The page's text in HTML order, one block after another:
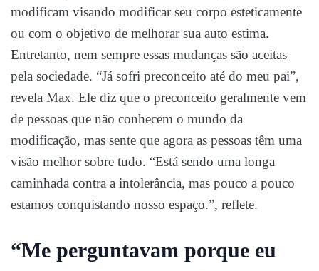
modificam visando modificar seu corpo esteticamente
ou com o objetivo de melhorar sua auto estima.
Entretanto, nem sempre essas mudanças são aceitas
pela sociedade. “Já sofri preconceito até do meu pai”,
revela Max. Ele diz que o preconceito geralmente vem
de pessoas que não conhecem o mundo da
modificação, mas sente que agora as pessoas têm uma
visão melhor sobre tudo. “Está sendo uma longa
caminhada contra a intolerância, mas pouco a pouco
estamos conquistando nosso espaço.”, reflete.
“Me perguntavam porque eu